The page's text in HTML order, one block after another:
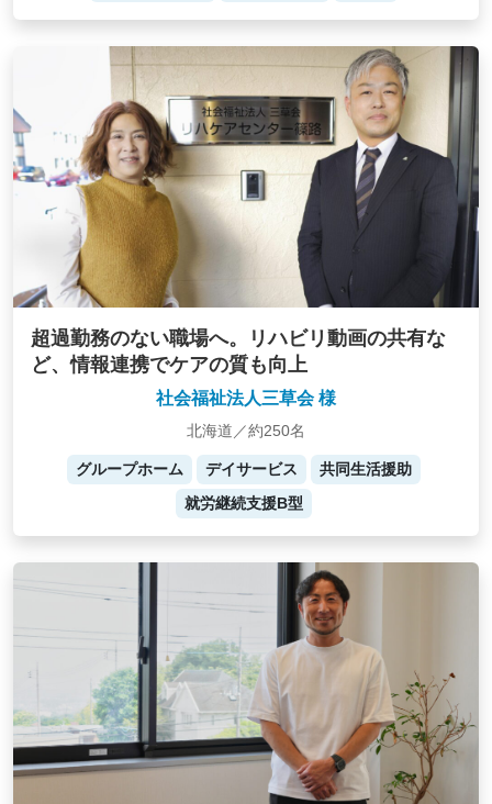
超過勤務のない職場へ。リハビリ動画の共有な
ど、情報連携でケアの質も向上
社会福祉法人三草会 様
北海道／約250名
グループホーム デイサービス
共同生活援助
就労継続支援B型